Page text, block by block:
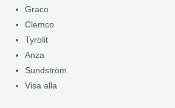
Graco
Clemco
Tyrolit
Anza
Sundström
Visa alla